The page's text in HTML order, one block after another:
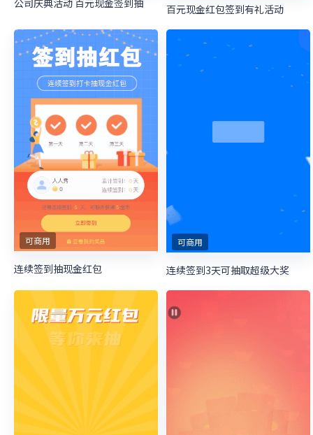
公司庆典活动 百元现金签到抽 百元现金红包签到有礼活动
可商用
连续签到抽现金红包
可商用
连续签到3天可抽取超级大奖